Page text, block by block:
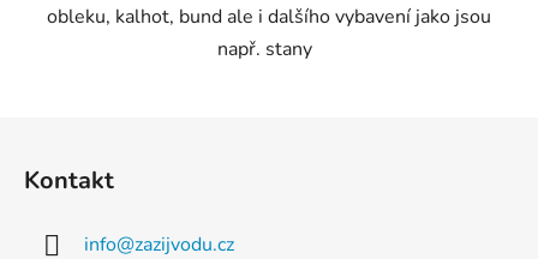
obleku, kalhot, bund ale i dalšího vybavení jako jsou
např. stany
Kontakt
info@zazijvodu.cz